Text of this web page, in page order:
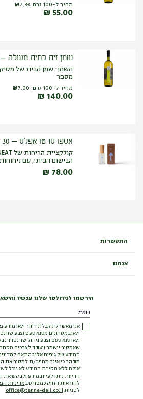
מחיר ל-100 גרם: ₪7.33
₪ 55.00
שמן זית כתית מעולה
השמן: שמן הבית של מסיק
מספר
מחיר ל-100 גרם: ₪7.00
₪ 140.00
אספרסו טראפלס – 30 מ”ל
הבישום הביתי, עם ניחוחות
₪ 78.00
התקשרות
אנחנו
הירשמו לניוזלטר שלנו עכשיו
אני מאשר/ת קבלת דיוור ו/או מידע
ו/או במסרונים מטנא טעם וצבע
ו/או טנא טעם וצבע ניהול שותפויות
שאמסור יישמר ויעובד לצרכים
המידע של גופים אלו בהתאם
מובהר כי אינך מחויב/ת למסור את
אולם ללא מסירת המידע לא נוכל
הדיוור. ניתן לעיין במידע ולבקש את
להוראות החוק כמפורט במדיניות
לפניות office@tenne-deli.co.il